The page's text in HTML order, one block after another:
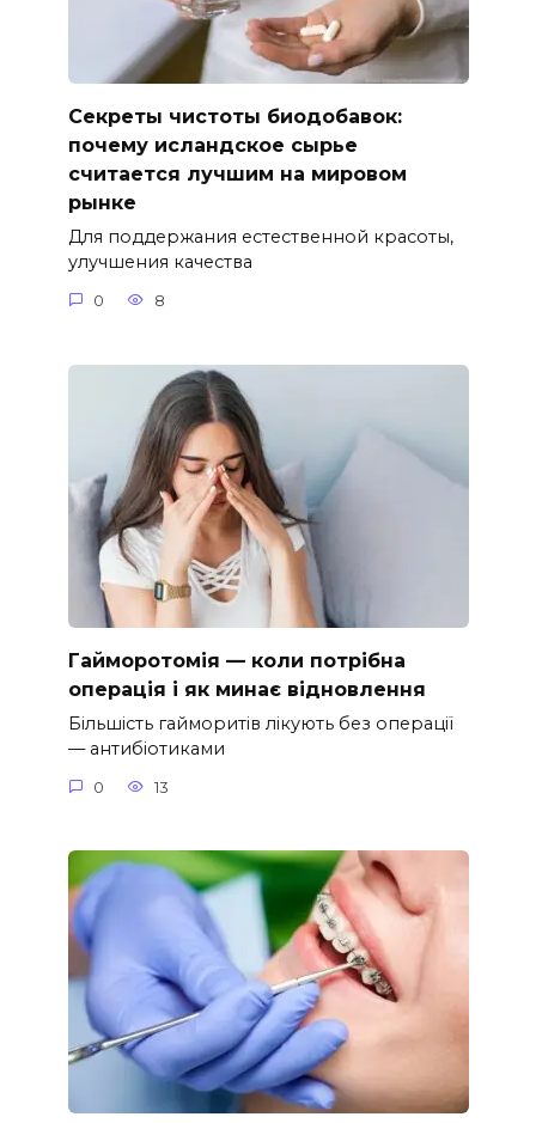
Секреты чистоты биодобавок:
почему исландское сырье
считается лучшим на мировом
рынке
Для поддержания естественной красоты,
улучшения качества
0 8
Гайморотомія — коли потрібна
операція і як минає відновлення
Більшість гайморитів лікують без операції
— антибіотиками
0 13